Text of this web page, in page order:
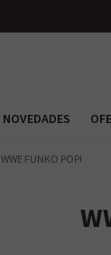
NOVEDADES
WWE FUNKO POP!